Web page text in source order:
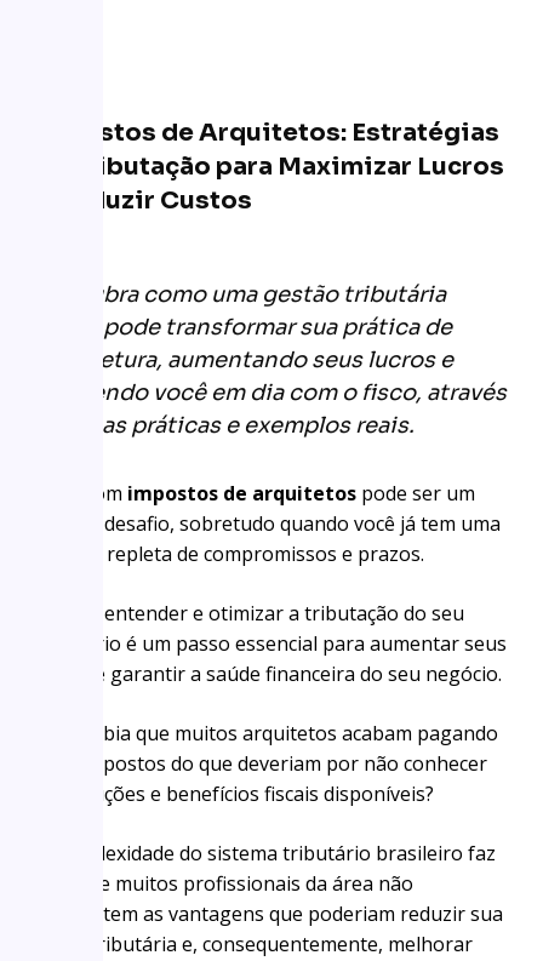
Impostos de Arquitetos: Estratégias
de Tributação para Maximizar Lucros
e Reduzir Custos
Descubra como uma gestão tributária
eficaz pode transformar sua prática de
arquitetura, aumentando seus lucros e
mantendo você em dia com o fisco, através
de dicas práticas e exemplos reais.
Lidar com impostos de arquitetos pode ser um
grande desafio, sobretudo quando você já tem uma
agenda repleta de compromissos e prazos.
Porém, entender e otimizar a tributação do seu
escritório é um passo essencial para aumentar seus
lucros e garantir a saúde financeira do seu negócio.
Você sabia que muitos arquitetos acabam pagando
mais impostos do que deveriam por não conhecer
as deduções e benefícios fiscais disponíveis?
A complexidade do sistema tributário brasileiro faz
com que muitos profissionais da área não
aproveitem as vantagens que poderiam reduzir sua
carga tributária e, consequentemente, melhorar